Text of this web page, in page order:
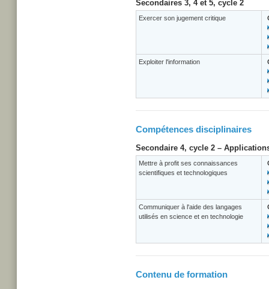
Secondaires 3, 4 et 5, cycle 2
Exercer son jugement critique
Exploiter l'information
Compétences disciplinaires
Secondaire 4, cycle 2 –
Mettre à profit ses connaissances
scientifiques et technologiques
Communiquer à l'aide des langages
utilisés en science et en technologie
Contenu de formation